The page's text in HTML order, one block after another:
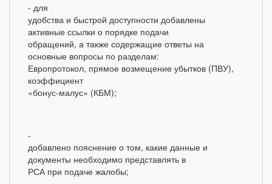
- для
удобства и быстрой доступности добавлены
активные ссылки о порядке подачи
обращений, а также содержащие ответы на
основные вопросы по разделам:
Европротокол, прямое возмещение убытков (ПВУ),
коэффициент
«бонус-малус» (КБМ);
-
добавлено пояснение о том, какие данные и
документы необходимо представлять в
РСА при подаче жалобы;